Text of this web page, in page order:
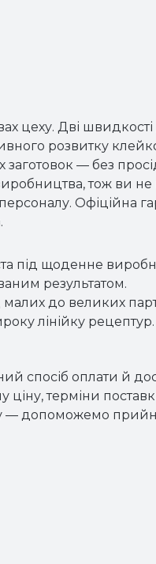
цеху. Дві
розвитку
— без
тож ви не
Офіційна
під щоденне
результатом.
малих до великих
лінійку рецептур.
оплати й
терміни
— допоможемо